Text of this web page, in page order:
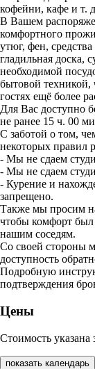
кофейни, кафе и т.
В Вашем
комфортного
утюг, фен,
гладильная доска,
необходимой
бытовой техникой,
гостях ещё более
Для Вас доступно
не ранее 15 ч. 00
С заботой о том,
некоторых правил
- Мы не сдаем
- Мы не сдаем
- Курение и
запрещено.
Также мы просим
чтобы комфорт
нашим соседям.
Со своей стороны
доступность
Пoдpoбную
подтверждения
Цены
Стоимость
показать календарь